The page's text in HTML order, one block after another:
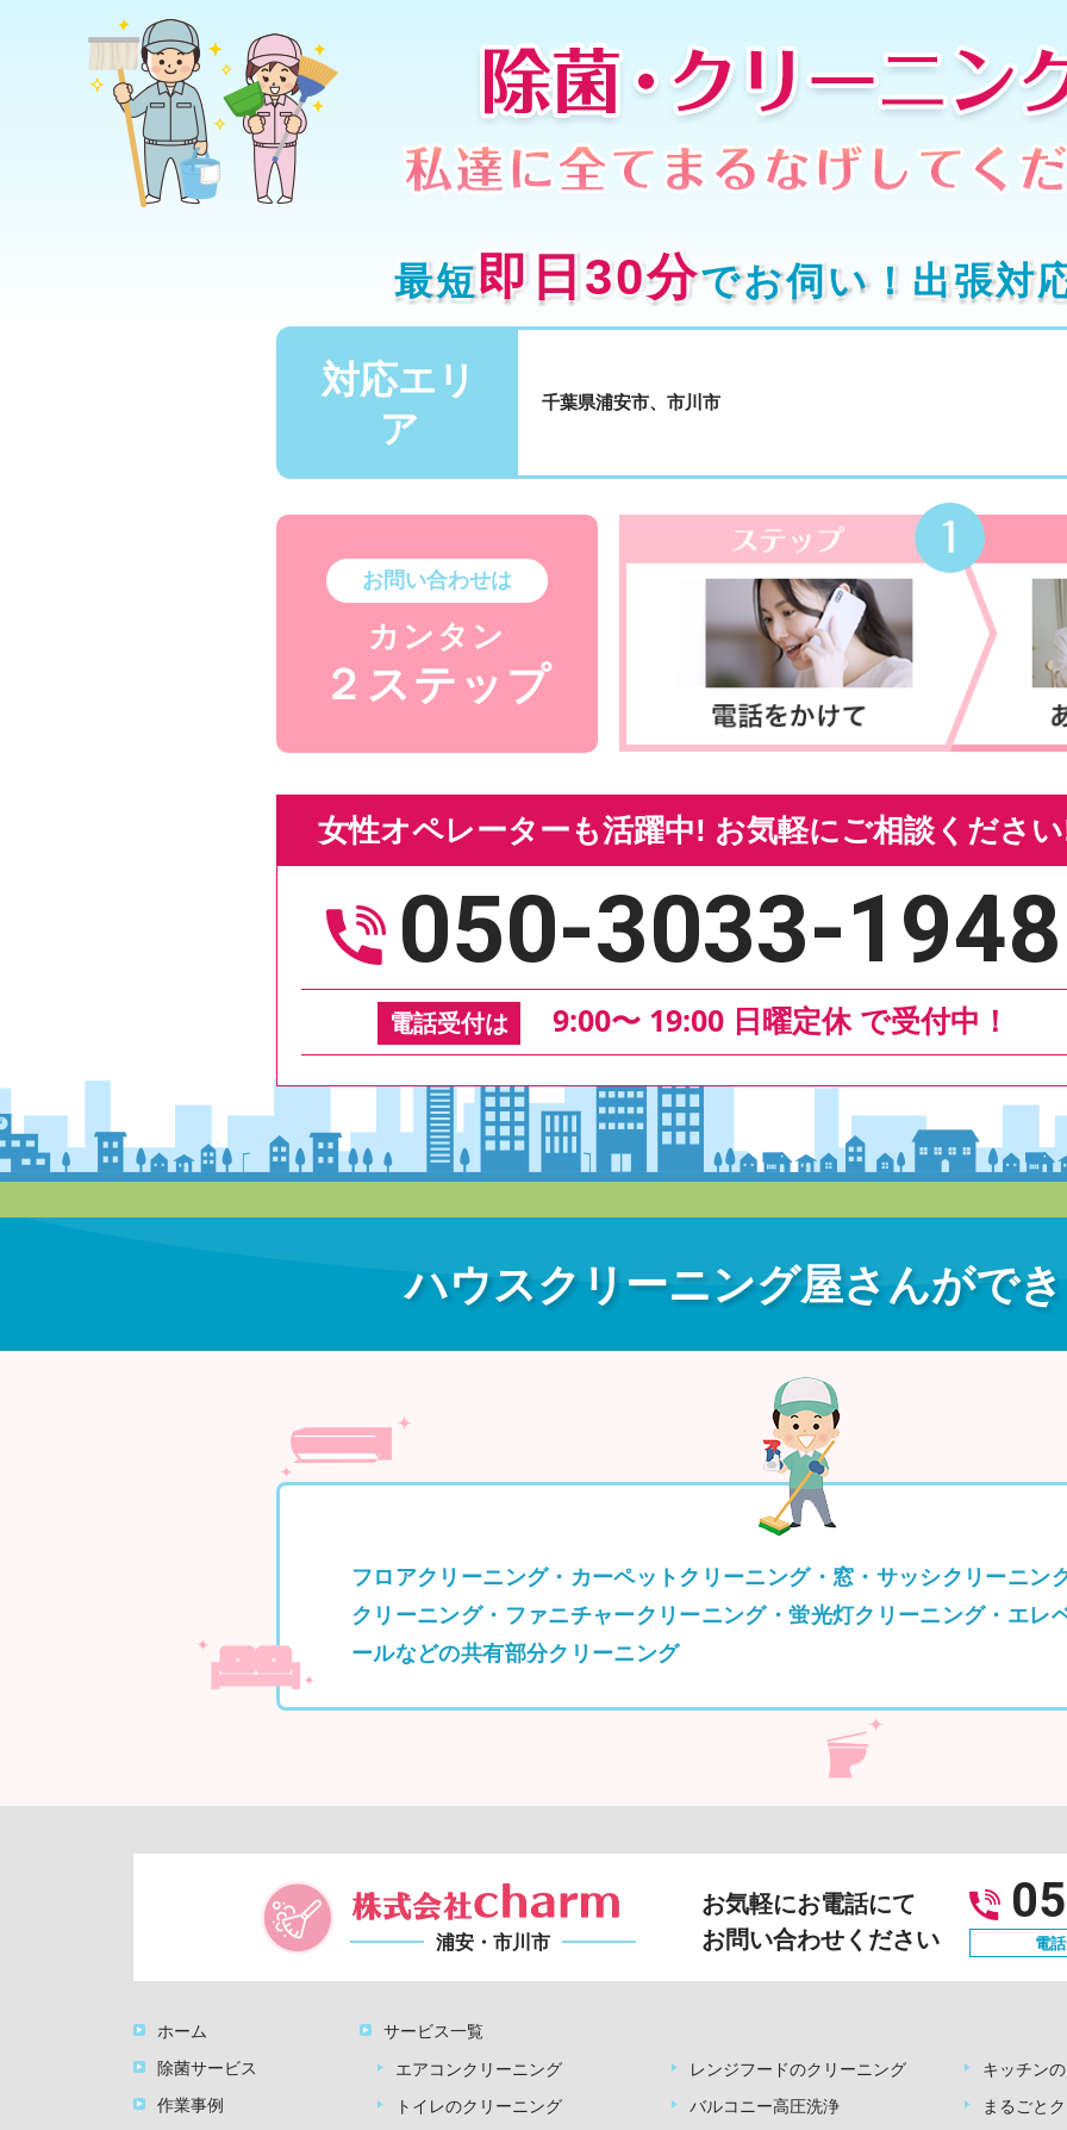
最短即日30分でお伺い！出張対
対応エリ
ア
千葉県浦安市、市川市
お問い合わせは
カンタン
２ ステップ
女性オペレーターも活躍中! お気軽にご相談くださ
050-3033-1948
電話受付は 9:00〜 19:00 日曜定休 で受付中！
ハウスクリーニング屋さんがで
フロアクリーニング・カーペットクリーニング・窓・サッシクリーニン
クリーニング・ファニチャークリーニング・蛍光灯クリーニング・エレ
ールなどの共有部分クリーニング
浦安・市川市
お気軽にお電話にて
お問い合わせください
電
ホーム
除菌サービス
作業事例
サービス一覧
エアコンクリーニング
トイレのクリーニング
レンジフードのクリーニング
バルコニー高圧洗浄
キッチン
まるごと